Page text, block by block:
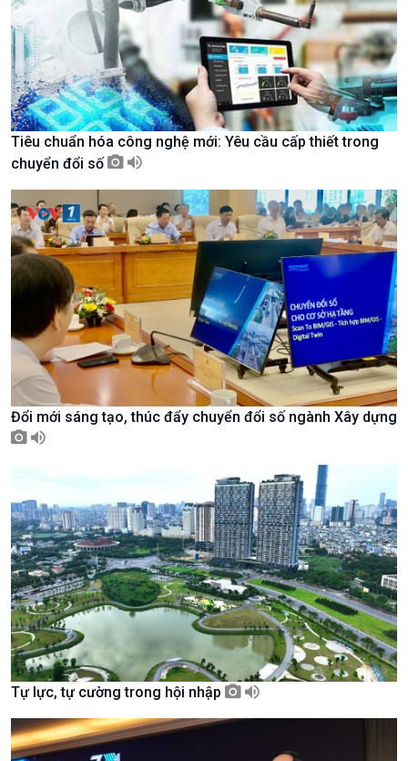
Xã hội
Tin Đời sống & Xã hội
360 độ Sức khỏe
Chuyển đổi Xanh
Tài nguyên và Môi trường
Chuyên gia của bạn
Bước chân đến trường
Khoa học & Công nghệ
Tin Khoa học & Công nghệ
Kết nối công nghệ
Sống chung với biến đổi
khí hậu
Tiêu chuẩn hóa công nghệ mới: Yêu cầu cấp thiết trong
chuyển đổi số
Đổi mới sáng tạo, thúc đẩy chuyển đổi số ngành Xây dựng
Tự lực, tự cường trong hội nhập